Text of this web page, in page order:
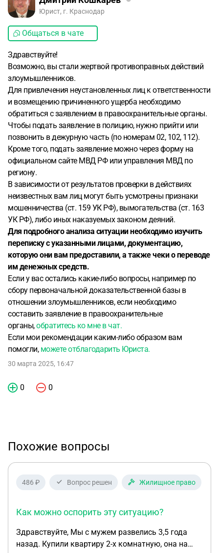
Юрист, г. Краснодар
Общаться в чате
Здравствуйте!
Возможно, вы стали жертвой противоправных действий
злоумышленников.
Для привлечения неустановленных лиц к ответственности
и возмещению причиненного ущерба необходимо
обратиться с заявлением в правоохранительные органы.
Чтобы подать заявление в полицию, нужно прийти или
позвонить в дежурную часть (по номерам 02, 102, 112).
Кроме того, подать заявление можно через форму на
официальном сайте МВД РФ или управления МВД по
региону.
В зависимости от результатов проверки в действиях
неизвестных вам лиц могут быть усмотрены признаки
мошенничества (ст. 159 УК РФ), вымогательства (ст. 163
УК РФ), либо иных наказуемых законом деяний.
Для подробного анализа ситуации необходимо изучить
переписку с указанными лицами, документацию,
которую они вам предоставили, а также чеки о переводе
им денежных средств.
Если у вас остались какие-либо вопросы, например по
сбору первоначальной доказательственной базы в
отношении злоумышленников, если необходимо
составить заявление в правоохранительные
органы,обратитесь ко мне в чат.
Если мои рекомендации каким-либо образом вам
помогли, можете отблагодарить Юриста.
30 марта 2025, 16:47
0 0
Похожие вопросы
486 ₽ Вопрос решен Жилищное право
Как можно оспорить эту ситуацию?
Здравствуйте, Мы с мужем развелись 3,5 года
назад. Купили квартиру 2-х комнатную, она на